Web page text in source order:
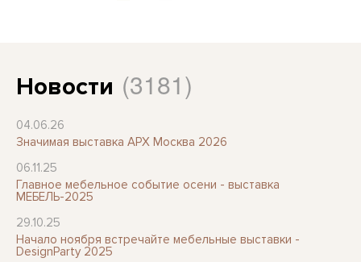
Новости (3181)
04.06.26
Значимая выставка АРХ Москва 2026
06.11.25
Главное мебельное событие осени - выставка
МЕБЕЛЬ-2025
29.10.25
Начало ноября встречайте мебельные выставки -
DesignParty 2025